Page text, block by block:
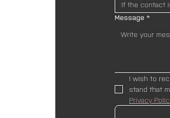
Message *
I wish to
Privacy